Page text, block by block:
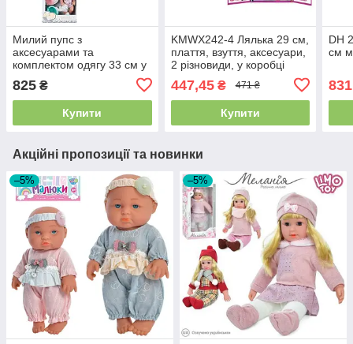
Милий пупс з
аксесуарами та
комплектом одягу 33 см у
825 ₴
Купити
KMWX242-4 Лялька 29 см,
плаття, взуття, аксесуари,
2 різновиди, у коробці
447,45₴ 471 ₴
Купити
DH
см
Акційні пропозиції та новинки
–5% –5%